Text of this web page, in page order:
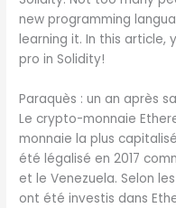
new programming
learning it. In this article,
pro in Solidity!
Paraquès : un an après
Le crypto-monnaie
monnaie la plus
été légalisé en 2017
et le Venezuela. Selon
ont été investis dans